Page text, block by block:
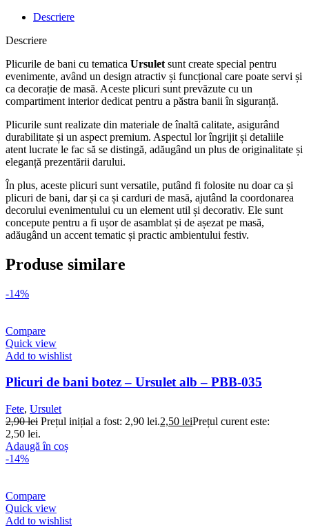
Descriere
Descriere
Plicurile de bani cu tematica Ursulet sunt create special pentru
evenimente, având un design atractiv și funcțional care poate servi și
ca decorație de masă. Aceste plicuri sunt prevăzute cu un
compartiment interior dedicat pentru a păstra banii în siguranță.
Plicurile sunt realizate din materiale de înaltă calitate, asigurând
durabilitate și un aspect premium. Aspectul lor îngrijit și detaliile
atent lucrate le fac să se distingă, adăugând un plus de originalitate și
eleganță prezentării darului.
În plus, aceste plicuri sunt versatile, putând fi folosite nu doar ca și
plicuri de bani, dar și ca și carduri de masă, ajutând la coordonarea
decorului evenimentului cu un element util și decorativ. Ele sunt
concepute pentru a fi ușor de asamblat și de așezat pe masă,
adăugând un accent tematic și practic ambientului festiv.
Produse similare
-14%
Compare
Quick view
Add to wishlist
Plicuri de bani botez – Ursulet alb – PBB-035
Fete, Ursulet
2,90lei Prețul inițial a fost: 2,90 lei.2,50 leiPrețul curent este:
2,50 lei.
Adaugă în coș
-14%
Compare
Quick view
Add to wishlist